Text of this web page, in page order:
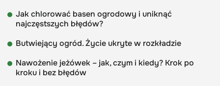
Jak chlorować basen ogrodowy i uniknąć
najczęstszych błędów?
Butwiejący ogród. Życie ukryte w rozkładzie
Nawożenie jeżówek – jak, czym i kiedy? Krok po
kroku i bez błędów